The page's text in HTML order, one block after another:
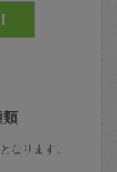
なります。